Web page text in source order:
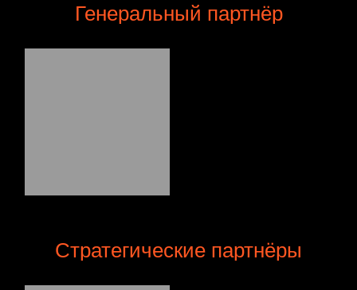
Генеральный партнёр
Стратегические партнёры